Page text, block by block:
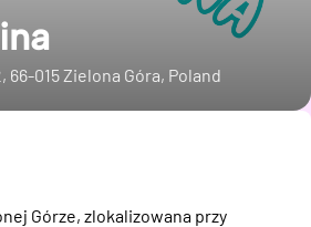
66-015 Zielona Góra, Poland
Górze, zlokalizowana przy